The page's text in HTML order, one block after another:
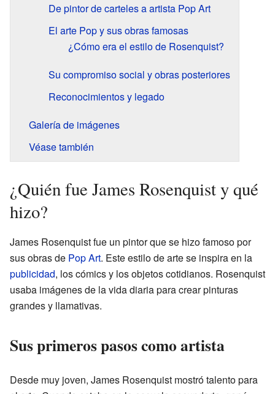
De pintor de carteles a artista Pop Art
El arte Pop y sus obras famosas
¿Cómo era el estilo de Rosenquist?
Su compromiso social y obras posteriores
Reconocimientos y legado
Galería de imágenes
Véase también
¿Quién fue James Rosenquist y qué
hizo?
James Rosenquist fue un pintor que se hizo famoso por
sus obras de Pop Art. Este estilo de arte se inspira en la
publicidad, los cómics y los objetos cotidianos. Rosenquist
usaba imágenes de la vida diaria para crear pinturas
grandes y llamativas.
Sus primeros pasos como artista
Desde muy joven, James Rosenquist mostró talento para